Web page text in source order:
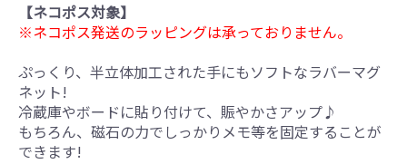
【ネコポス対象】
※ネコポス発送のラッピングは承っておりません。
ぷっくり、半立体加工された手にもソフトなラバーマグ
ネット!
冷蔵庫やボードに貼り付けて、賑やかさアップ♪
もちろん、磁石の力でしっかりメモ等を固定することが
できます!